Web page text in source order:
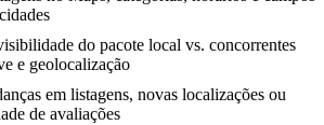
do pacote local vs. concorrentes
e geolocalização
em listagens, novas localizações ou
de avaliações